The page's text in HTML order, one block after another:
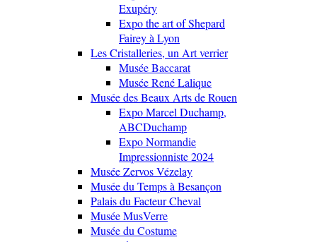
Exupéry
Expo the art of Shepard
Fairey à Lyon
Les Cristalleries, un Art verrier
Musée Baccarat
Musée René Lalique
Musée des Beaux Arts de Rouen
Expo Marcel Duchamp,
ABCDuchamp
Expo Normandie
Impressionniste 2024
Musée Zervos Vézelay
Musée du Temps à Besançon
Palais du Facteur Cheval
Musée MusVerre
Musée du Costume